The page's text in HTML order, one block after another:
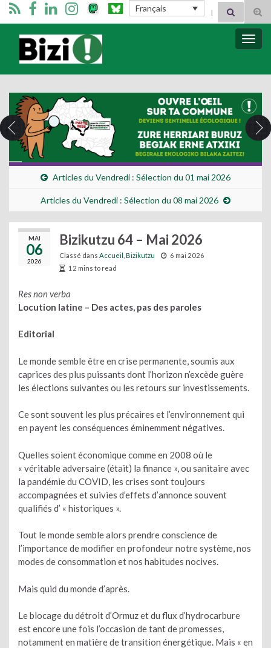
Français Search for:
Bizimugi
Articles du Vendredi : Sélection du 01 mai 2026
Articles du Vendredi : Sélection du 08 mai 2026
MAI
06
2026
Bizikutzu 64 – Mai 2026
Classé dans Accueil Bizikutzu
6 mai 2026
12 mins to read
Res non verba
Locution latine – Des actes, pas des paroles
Editorial
Le monde semble être en crise permanente, soumis aux
caprices des plus puissants dont l’horizon n’excède guère
les élections suivantes ou les retours sur investissements.
Ce sont souvent les plus précaires et l’environnement qui
en payent les conséquences éminemment négatives.
Quelles soient économique comme en 2008 où le
« véritable adversaire (était) la finance », ou sanitaire avec
la pandémie du COVID, les crises sont toujours
accompagnées et suivies d’effets d’annonce souvent
qualifiés d’ « historiques ».
Tout le monde semble alors prendre conscience de
l’importance de modifier en profondeur notre système, nos
modes de consommation et nos habitudes nocives.
Mais quid du monde d’après.
Le blocage du détroit d’Ormuz et du flux d’hydrocarbure
est encore une fois l’occasion de tant de promesses,
notamment en matière de transition énergétique. Mais « en